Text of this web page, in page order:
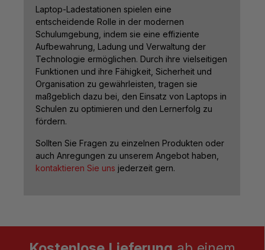
Laptop-Ladestationen spielen eine
entscheidende Rolle in der modernen
Schulumgebung, indem sie eine effiziente
Aufbewahrung, Ladung und Verwaltung der
Technologie ermöglichen. Durch ihre vielseitigen
Funktionen und ihre Fähigkeit, Sicherheit und
Organisation zu gewährleisten, tragen sie
maßgeblich dazu bei, den Einsatz von Laptops in
Schulen zu optimieren und den Lernerfolg zu
fördern.
Sollten Sie Fragen zu einzelnen Produkten oder
auch Anregungen zu unserem Angebot haben,
kontaktieren Sie uns jederzeit gern.